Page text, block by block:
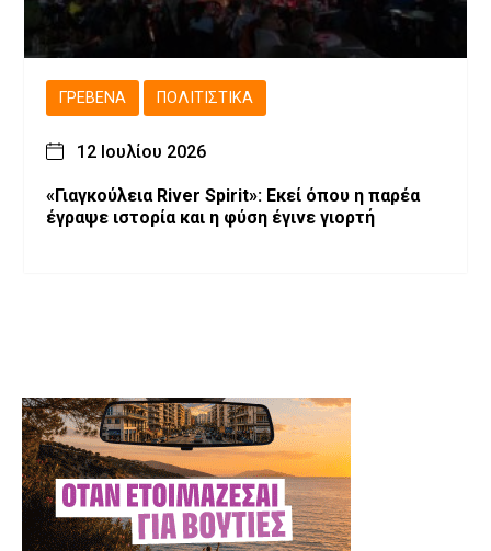
ΓΡΕΒΕΝΆ ΠΟΛΙΤΙΣΤΙΚΆ
12 Ιουλίου 2026
«Γιαγκούλεια River Spirit»: Εκεί όπου η παρέα
έγραψε ιστορία και η φύση έγινε γιορτή